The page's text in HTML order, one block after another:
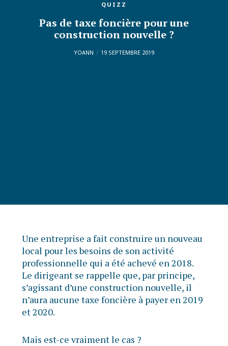
QUIZZ
Pas de taxe foncière pour une
construction nouvelle ?
YOANN 19 SEPTEMBRE 2019
Une entreprise a fait construire un nouveau
local pour les besoins de son activité
professionnelle qui a été achevé en 2018.
Le dirigeant se rappelle que, par principe,
s’agissant d’une construction nouvelle, il
n’aura aucune taxe foncière à payer en 2019
et 2020.
Mais est-ce vraiment le cas ?